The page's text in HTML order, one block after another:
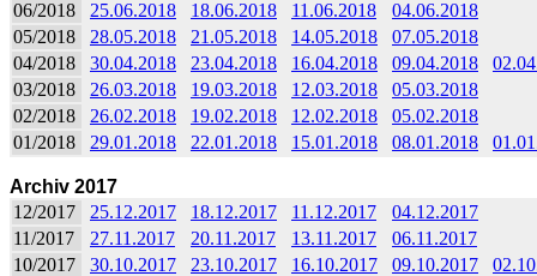
06/2018
25.06.2018 18.06.2018 11.06.2018
04.06.2018
05/2018
28.05.2018 21.05.2018 14.05.2018
07.05.2018
04/2018
30.04.2018 23.04.2018 16.04.2018 09.04.2018
03/2018
26.03.2018 19.03.2018 12.03.2018
05.03.2018
02/2018
26.02.2018 19.02.2018 12.02.2018
05.02.2018
01/2018
29.01.2018 22.01.2018 15.01.2018 08.01.2018
Archiv 2017
12/2017
25.12.2017 18.12.2017 11.12.2017
04.12.2017
11/2017
27.11.2017 20.11.2017 13.11.2017
06.11.2017
10/2017
30.10.2017 23.10.2017 16.10.2017 09.10.2017